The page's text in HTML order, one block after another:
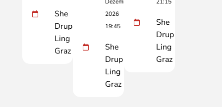
She
Drup
Ling
Graz
2026
19:45
She
Drup
Ling
Graz
She
Drup
Ling
Graz